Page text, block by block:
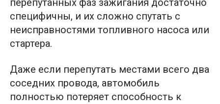
перепутанных фаз зажигания достаточно
специфичны, и их сложно спутать с
неисправностями топливного насоса или
стартера.
Даже если перепутать местами всего два
соседних провода, автомобиль
полностью потеряет способность к